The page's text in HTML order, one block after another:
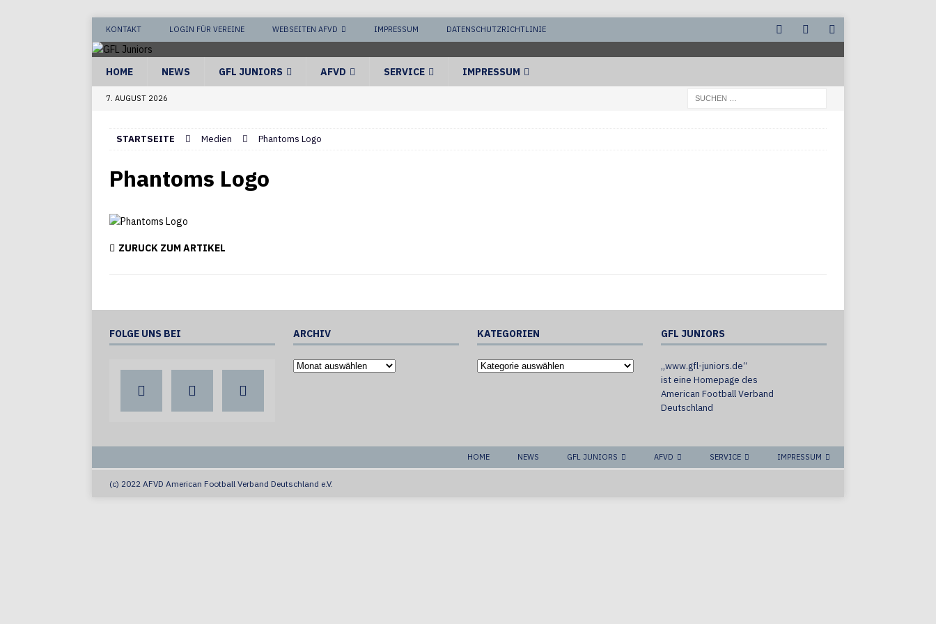
KONTAKT LOGIN FÜR VEREINE WEBSEITEN AFVD IMPRESSUM DATENSCHUTZRICHTLINIE
HOME NEWS GFL JUNIORS AFVD SERVICE IMPRESSUM
7. AUGUST 2026
STARTSEITE Medien Phantoms Logo
Phantoms Logo
ZURÜCK ZUM ARTIKEL
FOLGE UNS BEI ARCHIV KATEGORIEN GFL JUNIORS
„www.gfl-juniors.de“
ist eine Homepage des
American Football Verband
Deutschland
HOME NEWS GFL JUNIORS AFVD SERVICE IMPRESSUM
(c) 2022 AFVD American Football Verband Deutschland e.V.